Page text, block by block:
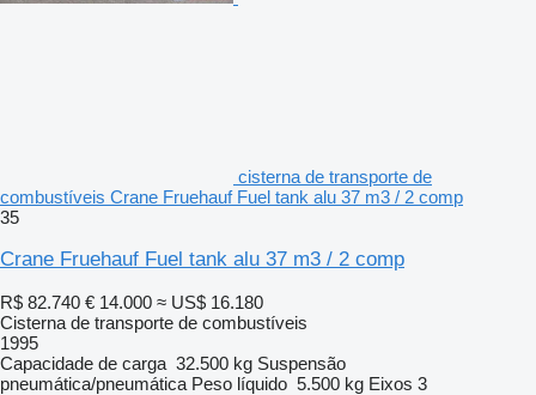
cisterna de transporte de
combustíveis Crane Fruehauf Fuel tank alu 37 m3 / 2 comp
35
Crane Fruehauf Fuel tank alu 37 m3 / 2 comp
R$ 82.740 € 14.000 ≈ US$ 16.180
Cisterna de transporte de combustíveis
1995
Capacidade de carga 32.500 kg Suspensão
pneumática/pneumática Peso líquido 5.500 kg Eixos 3